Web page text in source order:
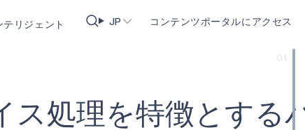
JP コンテンツポータルにアクセス
01
リジェント
ス処理 を特徴 と す る